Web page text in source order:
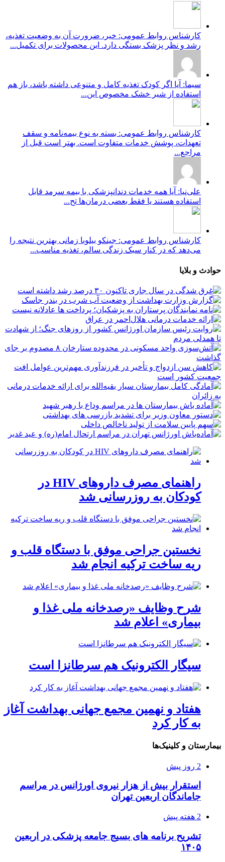
کارشناس روابط عمومی: خیر، ضرورت آن به وضعیت تغذیه،
رشد و نظر پزشک بستگی دارد. این محصولات برای تکمیل...
سیما: آیا اگر کودک تغذیه کامل و متنوعی داشته باشد، باز هم
استفاده از شیر خشک مخصوص این...
کارشناس روابط عمومی: بسته به نوع بیمه‌نامه و سقف
تعهدات، پوشش خدمات متفاوت است. بهتر است قبل از
مراجع...
علی‌نیا: آیا همه خدمات دندانپزشکی با بیمه سرمد قابل
استفاده هستند یا فقط بعضی درمان‌ها تح...
کارشناس روابط عمومی: جینکو بیلوبا زمانی بهترین نتیجه را
می‌دهد که در کنار سبک زندگی سالم، تغذیه مناسب...
حوادث و بلایا
راهنمای مصرف داروهای HIV در
کودکان به روزرسانی شد
نخستین جراحی موفق با دستگاه قلب و
ریه ساخت ترکیه انجام شد
شرح وظایف «رصدخانه ملی غذا و
بیماری» اعلام شد
سیگار الکترونیک هم سرطانزا است
هفتاد و نهمین مجمع جهانی بهداشت آغاز
به کار کرد
بیمارستان و کلینیک‌ها
2 روز پیش
استقرار بیش از هزار نیروی اورژانس در مراسم
جاماندگان اربعین تهران
2 هفته پیش
تشریح برنامه های بسیج جامعه پزشکی در اربعین
۱۴۰۵